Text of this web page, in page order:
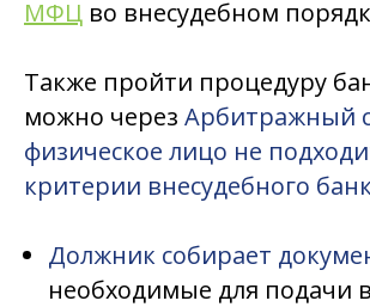
МФЦ во внесудебном
Также пройти процедуру
можно через Арбитражный
физическое лицо не
критерии внесудебного
Должник собирает
необходимые для подачи